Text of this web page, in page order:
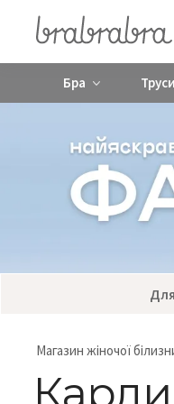
Бра
Магазин жіночої